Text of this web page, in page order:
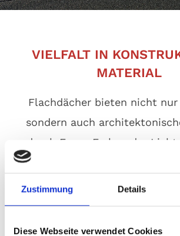
Zustimmung Details
Diese Webseite verwendet Cookies
VIELFALT IN
MATERIAL
Flachdächer bieten nicht
sondern auch
durch Form, Farbe oder
werden individuelle Akzente
Flachdächer gibt es in vielen
– mit verschiedenen